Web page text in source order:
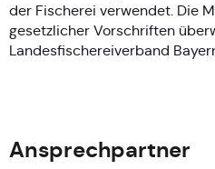
der Fischerei verwendet. Die
gesetzlicher Vorschriften
Landesfischereiverband
Ansprechpartner